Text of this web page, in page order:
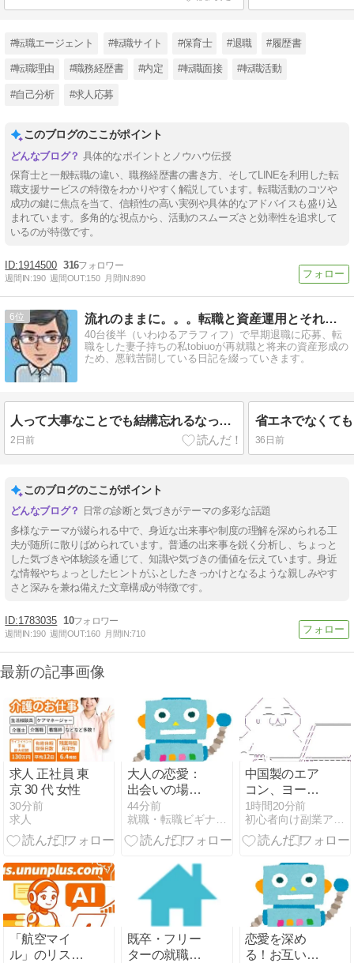
#転職エージェント #転職サイト #保育士 #退職 #履歴書
#転職理由 #職務経歴書 #内定 #転職面接 #転職活動
#自己分析 #求人応募
このブログのここがポイント
具体的なポイントとノウハウ伝授
保育士と一般転職の違い、職務経歴書の書き方、そしてLINEを利用した転
職支援サービスの特徴をわかりやすく解説しています。転職活動のコツや
成功の鍵に焦点を当て、信頼性の高い実例や具体的なアドバイスも盛り込
まれています。多角的な視点から、活動のスムーズさと効率性を追求して
いるのが特徴です。
1914500 316
週間IN:190 週間OUT:150 月間IN:890
6 流れのままに。。。転職と資産運用とそれから
40台後半（いわゆるアラフィフ）で早期退職に応募、転
職をした妻子持ちの私tobiuoが再就職と将来の資産形成の
ため、悪戦苦闘している日記を綴っていきます。
人って大事なことでも結構忘れるなって話
2日前 36日前
このブログのここがポイント
日常の診断と気づきがテーマの多彩な話題
多様なテーマが綴られる中で、身近な出来事や制度の理解を深められる工
夫が随所に散りばめられています。普通の出来事を鋭く分析し、ちょっと
した気づきや体験談を通じて、知識や気づきの価値を伝えています。身近
な情報やちょっとしたヒントがふとしたきっかけとなるような親しみやす
さと深みを兼ね備えた文章構成が特徴です。
1783035 10
週間IN:190 週間OUT:160 月間IN:710
最新の記事画像
求人 正社員 東
京 30 代 女性
30分前
求人
大人の恋愛：
出会いの場と
活用法ガイド
44分前
就職・転職ビギナーズマガジン
中国製のエア
コン、ヨーロ
ッパでバカ売
れ
1時間20分前
初心者向け副業アフィリエイト情報館 InfoShop
「航空マイ
ル」のリスキ
既卒・フリー
ターの就職
恋愛を深め
る！お互いを